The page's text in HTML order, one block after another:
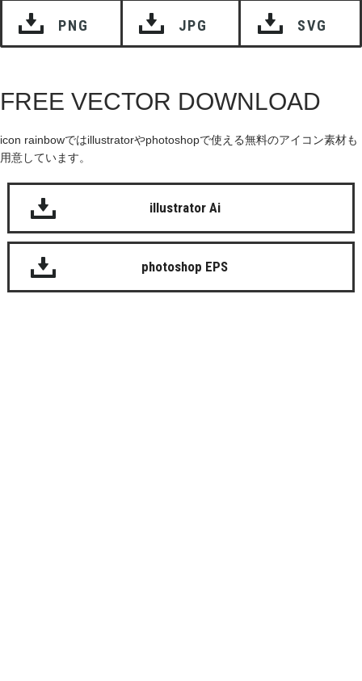
PNG JPG SVG
FREE VECTOR DOWNLOAD
icon rainbowではillustratorやphotoshopで使える無料のアイコン素材も
用意しています。
illustrator Ai
photoshop EPS